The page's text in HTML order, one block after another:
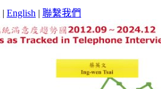
| English | 聯繫我們